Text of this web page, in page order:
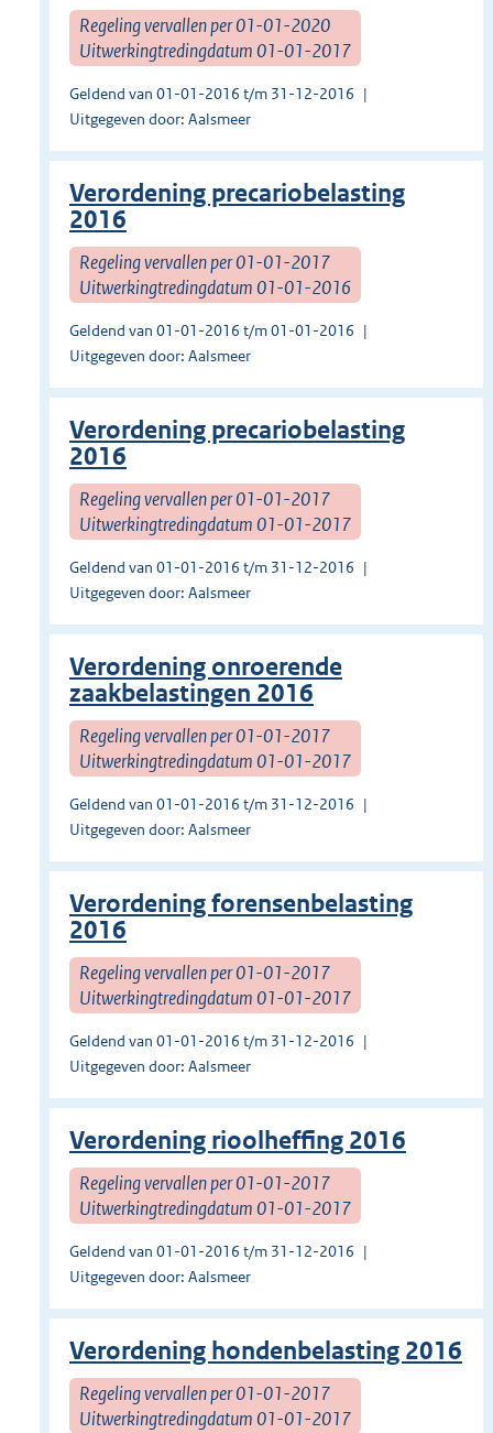
Regeling vervallen per 01-01-2020
Uitwerkingtredingdatum 01-01-2017
Geldend van 01-01-2016 t/m 31-12-2016
Uitgegeven door: Aalsmeer
Verordening precariobelasting
2016
Regeling vervallen per 01-01-2017
Uitwerkingtredingdatum 01-01-2016
Geldend van 01-01-2016 t/m 01-01-2016
Uitgegeven door: Aalsmeer
Verordening precariobelasting
2016
Regeling vervallen per 01-01-2017
Uitwerkingtredingdatum 01-01-2017
Geldend van 01-01-2016 t/m 31-12-2016
Uitgegeven door: Aalsmeer
Verordening onroerende
zaakbelastingen 2016
Regeling vervallen per 01-01-2017
Uitwerkingtredingdatum 01-01-2017
Geldend van 01-01-2016 t/m 31-12-2016
Uitgegeven door: Aalsmeer
Verordening forensenbelasting
2016
Regeling vervallen per 01-01-2017
Uitwerkingtredingdatum 01-01-2017
Geldend van 01-01-2016 t/m 31-12-2016
Uitgegeven door: Aalsmeer
Verordening rioolheffing 2016
Regeling vervallen per 01-01-2017
Uitwerkingtredingdatum 01-01-2017
Geldend van 01-01-2016 t/m 31-12-2016
Uitgegeven door: Aalsmeer
Verordening hondenbelasting 2016
Regeling vervallen per 01-01-2017
Uitwerkingtredingdatum 01-01-2017